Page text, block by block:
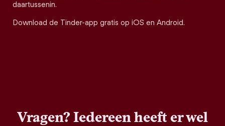
daartussenin.
Download de Tinder-app gratis op iOS en Android.
Vragen? Iedereen heeft er wel